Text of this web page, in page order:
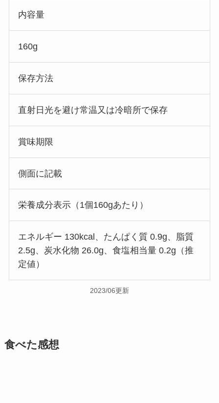
内容量
160g
保存方法
直射日光を避け常温又は冷暗所で保存
賞味期限
側面に記載
栄養成分表示（1個160gあたり）
エネルギー 130kcal、たんぱく質 0.9g、脂質
2.5g、炭水化物 26.0g、食塩相当量 0.2g（推
定値）
2023/06更新
食べた感想